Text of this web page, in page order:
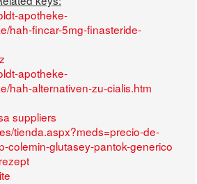
apotheke-
hah-fincar-5mg-finasteride-
apotheke-
hah-alternativen-zu-cialis.htm
suppliers
tienda.aspx?meds=precio-de-
colemin-glutasey-pantok-generico